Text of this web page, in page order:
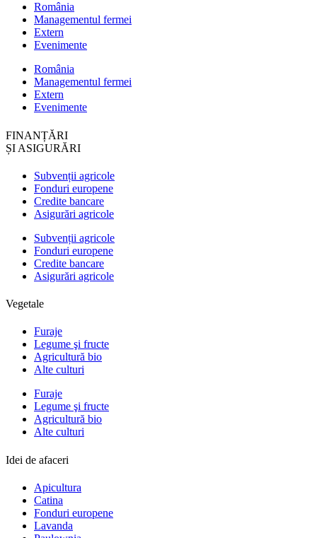
România
Managementul fermei
Extern
Evenimente
România
Managementul fermei
Extern
Evenimente
FINANȚĂRI
ȘI ASIGURĂRI
Subvenții agricole
Fonduri europene
Credite bancare
Asigurări agricole
Subvenții agricole
Fonduri europene
Credite bancare
Asigurări agricole
Vegetale
Furaje
Legume şi fructe
Agricultură bio
Alte culturi
Furaje
Legume şi fructe
Agricultură bio
Alte culturi
Idei de afaceri
Apicultura
Catina
Fonduri europene
Lavanda